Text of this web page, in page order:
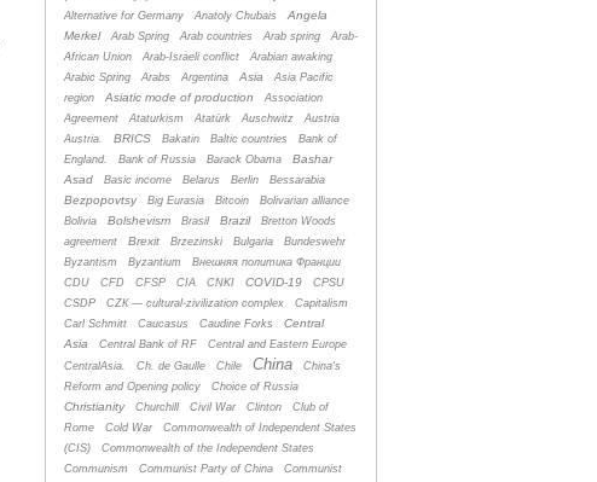
Alternative for Germany
Anatoly Chubais
Angela
Merkel
Arab Spring Arab countries Arab spring
Arab-
African Union
Arab-Israeli conflict
Arabian awaking
Arabic Spring
Arabs Argentina Asia
Asia Pacific
region
Asiatic mode of production
Association
Agreement
Ataturkism Atatürk Auschwitz
Austria
Austria.
BRICS Bakatin Baltic countries
Bank of
England.
Bank of Russia Barack Obama
Bashar
Asad
Basic income Belarus Berlin Bessarabia
Bezpopovtsy Big Eurasia Bitcoin
Bolivarian alliance
Bolivia
Bolshevism Brasil Brazil
Bretton Woods
agreement
Brexit Brzezinski Bulgaria
Bundeswehr
Byzantism
Byzantium
Bнешняя политика Франции
CDU
CFD CFSP CIA CNKI COVID-19
CPSU
CSDP
CZК — cultural-zivilization complex
Capitalism
Carl Schmitt
Caucasus Caudine Forks
Central
Asia
Central Bank of RF
Central and Eastern Europe
CentralAsia.
Ch. de Gaulle Chile China
China's
Reform and Opening policy
Choice of Russia
Christianity Churchill Civil War Clinton
Club of
Rome
Cold War
Commonwealth of Independent States
(CIS)
Commonwealth of the Independent States
Communism
Communist Party of China
Communist